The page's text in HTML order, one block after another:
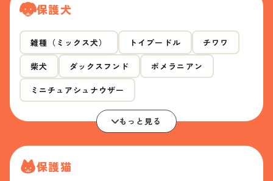
保護犬
雑種（ミックス犬） トイプードル チワワ
柴犬 ダックスフンド ポメラニアン
ミニチュアシュナウザー
もっと見る
保護猫